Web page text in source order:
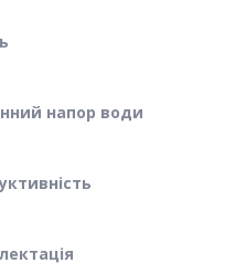
напор води